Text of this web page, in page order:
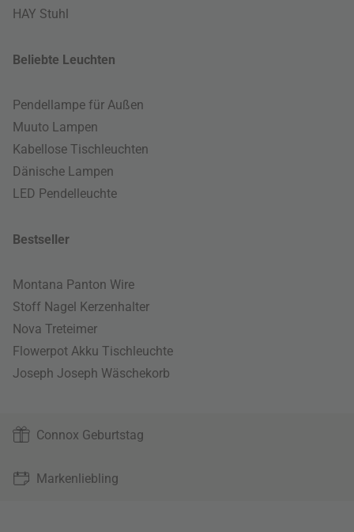
HAY Stuhl
Beliebte Leuchten
Pendellampe für Außen
Muuto Lampen
Kabellose Tischleuchten
Dänische Lampen
LED Pendelleuchte
Bestseller
Montana Panton Wire
Stoff Nagel Kerzenhalter
Nova Treteimer
Flowerpot Akku Tischleuchte
Joseph Joseph Wäschekorb
Connox Geburtstag
Markenliebling